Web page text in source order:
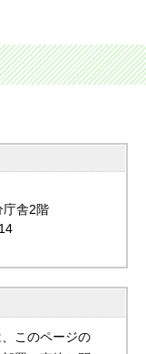
庁舎2階
このページの